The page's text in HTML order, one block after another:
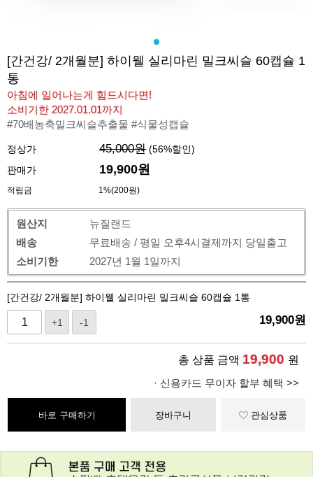
[간건강/ 2개월분] 하이웰 실리마린 밀크씨슬 60캡슐 1
통
아침에 일어나는게 힘드시다면!
소비기한 2027.01.01까지
#70배농축밀크씨슬추출물 #식물성캡슐
정상가 45,000원 (56%할인)
판매가
19,900원
적립금 1%(200원)
원산지
뉴질랜드
배송
무료배송 / 평일 오후4시결제까지 당일출고
소비기한
2027년 1월 1일까지
[간건강/ 2개월분] 하이웰 실리마린 밀크씨슬 60캡슐 1통
+1 -1 19,900원
총 상품 금액 19,900 원
· 신용카드 무이자 할부 혜택 >>
바로 구매하기 장바구니 관심상품